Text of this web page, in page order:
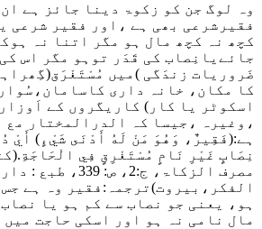
وہ لوگ جن کو زکوۃ دینا جائز ہے
فقیرشرعی بھی ہے ،اور فقیر شرعی
کچھ نہ کچھ مال ہو مگر اتنا نہ
جائےیانِصاب کی قَدَر توہو مگر اس
ضَروریات زندَگی )میں
کا مکان، خانہ داری
اسکوٹر یا کار) کاریگروں کے
،وغیرہ ،جیسا کہ الدرالمختار مع
ہے:(فَقِيرٌ، وَهُوَ مَنْ لَهُ أَدْنَى شَيْءٍ) أَيْ
نِصَابٍ غَيْرِ نَامٍ مُسْتَغْرِقٍ فِي الْحَاجَةِ .
مصرف الزکاۃ، ج:2، ص: 339، طبع : دار
الفکر،بیروت)ترجمہ:فقیر وہ ہے
ہو، یعنی جو نصاب سے کم ہو یا
مال نامی نہ ہو اور اسکی حاجت میں